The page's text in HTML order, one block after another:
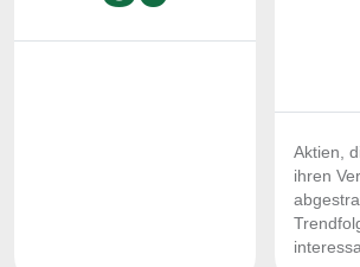
Aktien,
ihren